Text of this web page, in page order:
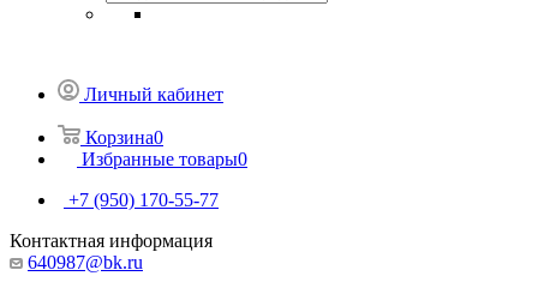
Личный кабинет
Корзина0
Избранные товары0
+7 (950) 170-55-77
Контактная информация
640987@bk.ru